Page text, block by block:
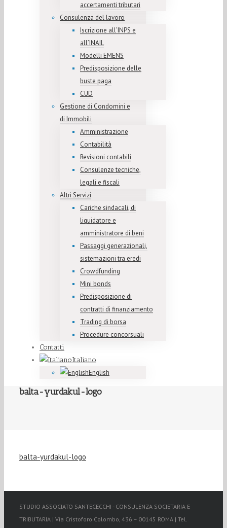
accertamenti tributari
Consulenza del lavoro
Iscrizione all’INPS e
all’INAIL
Modelli EMENS
Predisposizione delle
buste paga
CUD
Gestione di Condomini e
di Immobili
Amministrazione
Contabilità
Revisioni contabili
Consulenze tecniche,
legali e fiscali
Altri Servizi
Cariche sindacali, di
liquidatore e
amministratore di beni
Passaggi generazionali,
sistemazioni tra eredi
Crowdfunding
Mini bonds
Predisposizione di
contratti di finanziamento
Trading di borsa
Procedure concorsuali
Contatti
Italiano
English
balta-yurdakul-logo
balta-yurdakul-logo
STUDIO ASSOCIATO SANTECECCHI - CONSULENZA SOCIETARIA E
TRIBUTARIA | Via Cristoforo Colombo, 436 – 00145 ROMA | Tel.